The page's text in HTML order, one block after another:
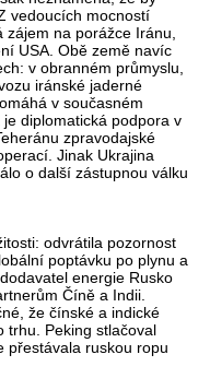
vedoucích mocností
zájem na porážce Iránu,
USA. Obě země navíc
v obranném průmyslu,
iránské jaderné
v současném
diplomatická podpora v
zpravodajské
Jinak Ukrajina
o další zástupnou válku
odvrátila pozornost
poptávku po plynu a
energie Rusko
Číně a Indii.
že čínské a indické
trhu. Peking stlačoval
přestávala ruskou ropu